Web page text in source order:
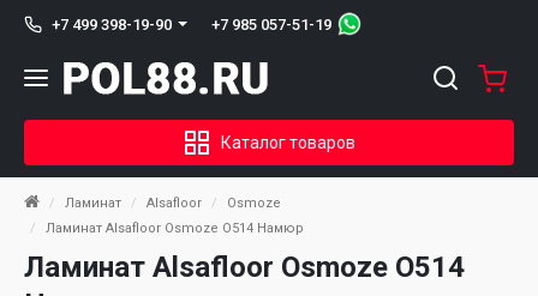
+7 499 398-19-90 +7 985 057-51-19
Каталог товаров
Ламинат Alsafloor
Osmoze
Ламинат Alsafloor Osmoze O514 Намюр
Ламинат Alsafloor Osmoze O514